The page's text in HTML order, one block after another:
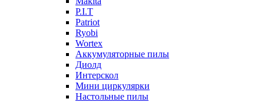
P.I.T
Patriot
Ryobi
Wortex
Аккумуляторные пилы
Диолд
Интерскол
Мини циркулярки
Настольные пилы